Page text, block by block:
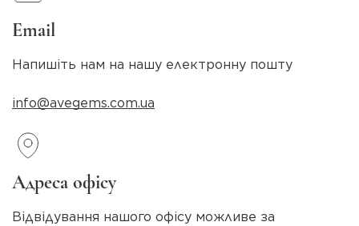
Email
Напишіть нам на нашу електронну пошту
info@avegems.com.ua
Адреса офісу
Відвідування нашого офісу можливе за